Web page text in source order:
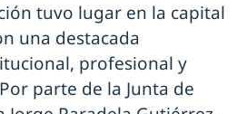
tuvo lugar en la capital
una destacada
profesional y
parte de la Junta de